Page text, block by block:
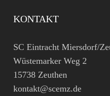
KONTAKT
SC Eintracht Miersdorf/
Wüstemarker Weg 2
15738 Zeuthen
kontakt@scemz.de